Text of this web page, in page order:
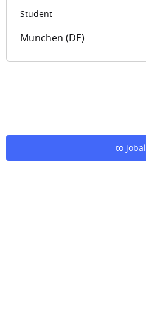
Student
München (DE)
to